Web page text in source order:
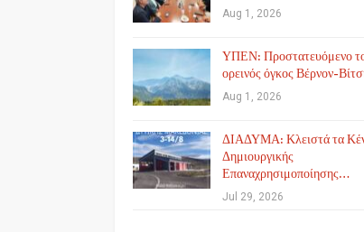
Aug 1, 2026
ΥΠΕΝ: Προστατευόμενο
ορεινός όγκος Βέρνον-
Aug 1, 2026
ΔΙΑΔΥΜΑ: Κλειστά τα
Δημιουργικής
Επαναχρησιμοποίησης…
Jul 29, 2026